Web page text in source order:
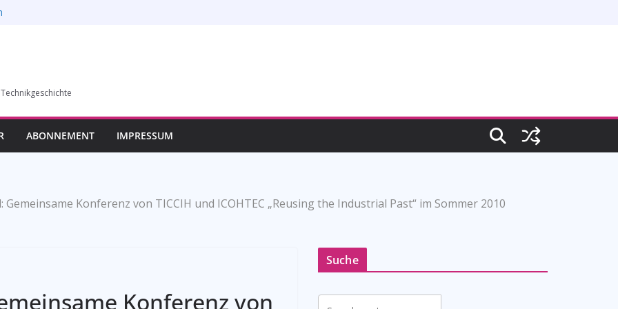
in Bochum vom
ABONNEMENT IMPRESSUM
Konferenz von TICCIH und ICOHTEC „Reusing the Industrial Past“ im Sommer 2010
Konferenz von
Suche